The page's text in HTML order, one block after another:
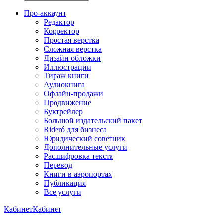
Про-аккаунт
Редактор
Корректор
Простая верстка
Сложная верстка
Дизайн обложки
Иллюстрации
Тираж книги
Аудиокнига
Офлайн-продажи
Продвижение
Буктрейлер
Большой издательский пакет
Rideró для бизнеса
Юридический советник
Дополнительные услуги
Расшифровка текста
Перевод
Книги в аэропортах
Публикация
Все услуги
КабинетКабинет